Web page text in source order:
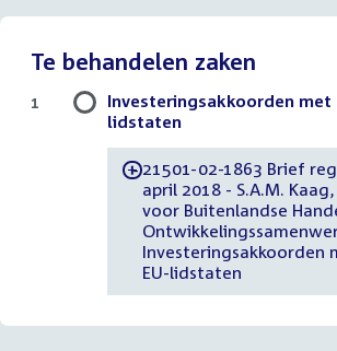
Te behandelen zaken
Investeringsakkoorden met
lidstaten
-21501-02-1863 Brief
april 2018 - S.A.M.
voor Buitenlandse
Investeringsakkoorden
EU-lidstaten
1